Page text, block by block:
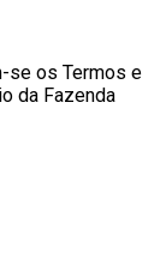
se os Termos e
da Fazenda